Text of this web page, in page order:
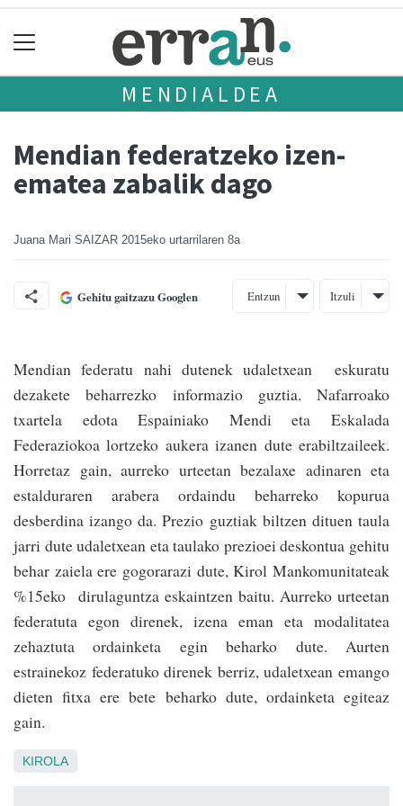
MENDIALDEA
Mendian ­federatzeko izen-
ematea zabalik dago
Juana Mari SAIZAR 2015eko urtarrilaren 8a
Gehitu gaitzazu Googlen Entzun Itzuli
Mendian federatu nahi dutenek udaletxean eskuratu
dezakete beharrezko informazio guztia. Nafarroako
txartela edota Espainiako Mendi eta Eskalada
Federaziokoa lortzeko aukera izanen dute erabiltzaileek.
Horretaz gain, aurreko urteetan bezalaxe adinaren eta
estalduraren arabera ordaindu beharreko kopurua
desberdina izango da. Prezio guztiak biltzen dituen taula
ja­rri dute udaletxean eta taulako prezioei deskontua gehitu
behar zaiela ere gogorarazi dute, Kirol Mankomunitateak
%15eko dirulagun­tza eskain­tzen baitu. Au­rreko urteetan
federatuta egon direnek, izena eman eta modalitatea
zehaztuta ordainketa egin beharko dute. Aurten
estrainekoz federatuko direnek berriz, udaletxean emango
dieten fi­txa ere bete beharko dute, ordainketa egiteaz
gain.
KIROLA